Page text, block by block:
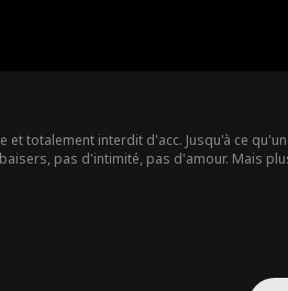
totalement interdit d'acc. Jusqu'à ce
pas d'intimité, pas d'amour. Mais